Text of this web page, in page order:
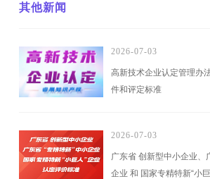
其他新闻
2026-07-03
高新技术企业认定管理办
件和评定标准
2026-07-03
广东省 创新型中小企业、
企业 和 国家专精特新“小